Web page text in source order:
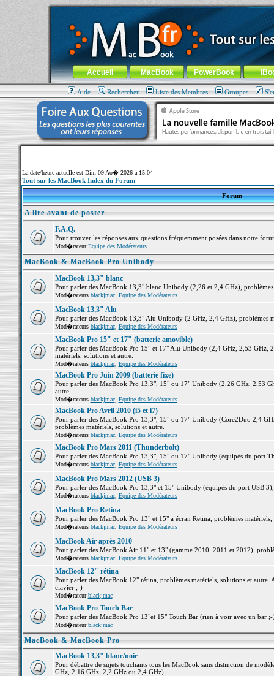
MacBook-fr.com : 100% Apple... 100% nomade !
Aller au contenu-Aller au menu général-Aller au menu de
Menu général
Accueil MacBook PowerBook
Aide Rechercher Liste des Membres Groupes
La date/heure actuelle est Dim 09 Ao� 2026 à 15:04
Tout sur les MacBook Index du Forum
Forum
A lire avant de poster
F.A.Q.
Pour trouver les réponses aux questions fréquemment posées dans notre
Mod�rateurEquipe des Modérateurs
MacBook & MacBook Pro Unibody
MacBook 13,3" blanc
Pour parler des MacBook 13,3" blanc Unibody (2,26 et 2,4 GHz),
Mod�rateurs blackjmac, Equipe des Modérateurs
MacBook 13,3" Alu
Pour parler des MacBook 13,3" Alu Unibody (2 GHz, 2,4 GHz), problèmes
Mod�rateurs blackjmac, Equipe des Modérateurs
MacBook Pro 15" et 17" (batterie amovible)
Pour parler des MacBook Pro 15" et 17" Alu Unibody (2,4 GHz, 2,53 GHz,
matériels, solutions et autre.
Mod�rateurs blackjmac, Equipe des Modérateurs
MacBook Pro Juin 2009 (batterie fixe)
Pour parler des MacBook Pro 13,3", 15" ou 17" Unibody (2,26 GHz, 2,53
autre.
Mod�rateurs blackjmac, Equipe des Modérateurs
MacBook Pro Avril 2010 (i5 et i7)
Pour parler des MacBook Pro 13,3", 15" ou 17" Unibody (Core2Duo 2,4
problèmes matériels, solutions et autre.
Mod�rateurs blackjmac, Equipe des Modérateurs
MacBook Pro Mars 2011 (Thunderbolt)
Pour parler des MacBook Pro 13,3", 15" ou 17" Unibody (équipés du port
Mod�rateurs blackjmac, Equipe des Modérateurs
MacBook Pro Mars 2012 (USB 3)
Pour parler des MacBook Pro 13,3" et 15" Unibody (équipés du port USB
Mod�rateurs blackjmac, Equipe des Modérateurs
MacBook Pro Retina
Pour parler des MacBook Pro 13" et 15" a écran Retina, problèmes matériels,
Mod�rateurs blackjmac, Equipe des Modérateurs
MacBook Air après 2010
Pour parler des MacBook Air 11" et 13" (gamme 2010, 2011 et 2012),
Mod�rateurs blackjmac, Equipe des Modérateurs
MacBook 12" rétina
Pour parler des MacBook 12" rétina, problèmes matériels, solutions et
clavier ;-)
Mod�rateurblackjmac
MacBook Pro Touch Bar
Pour parler des MacBook Pro 13"et 15" Touch Bar (rien à voir avec un bar
Mod�rateurblackjmac
MacBook & MacBook Pro
MacBook 13,3" blanc/noir
Pour débattre de sujets touchants tous les MacBook sans distinction de
GHz, 2,16 GHz, 2,2 GHz ou 2,4 GHz).